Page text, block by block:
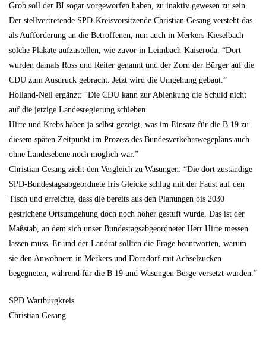
Grob soll der BI sogar vorgeworfen haben, zu inaktiv gewesen zu sein.
Der stellvertretende SPD-Kreisvorsitzende Christian Gesang versteht das
als Aufforderung an die Betroffenen, nun auch in Merkers-Kieselbach
solche Plakate aufzustellen, wie zuvor in Leimbach-Kaiseroda. “Dort
wurden damals Ross und Reiter genannt und der Zorn der Bürger auf die
CDU zum Ausdruck gebracht. Jetzt wird die Umgehung gebaut.”
Holland-Nell ergänzt: “Die CDU kann zur Ablenkung die Schuld nicht
auf die jetzige Landesregierung schieben.
Hirte und Krebs haben ja selbst gezeigt, was im Einsatz für die B 19 zu
diesem späten Zeitpunkt im Prozess des Bundesverkehrswegeplans auch
ohne Landesebene noch möglich war.”
Christian Gesang zieht den Vergleich zu Wasungen: “Die dort zuständige
SPD-Bundestagsabgeordnete Iris Gleicke schlug mit der Faust auf den
Tisch und erreichte, dass die bereits aus den Planungen bis 2030
gestrichene Ortsumgehung doch noch höher gestuft wurde. Das ist der
Maßstab, an dem sich unser Bundestagsabgeordneter Herr Hirte messen
lassen muss. Er und der Landrat sollten die Frage beantworten, warum
sie den Anwohnern in Merkers und Dorndorf mit Achselzucken
begegneten, während für die B 19 und Wasungen Berge versetzt wurden.”
SPD Wartburgkreis
Christian Gesang